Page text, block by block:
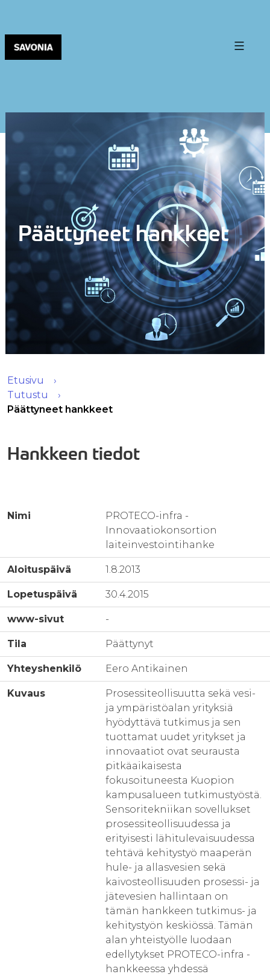
Päättyneet hankkeet
Etusivu
Tutustu
Päättyneet hankkeet
Hankkeen tiedot
Nimi
PROTECO-infra -
Innovaatiokonsortion
laiteinvestointihanke
Aloituspäivä 1.8.2013
Lopetuspäivä 30.4.2015
www-sivut -
Tila Päättynyt
Yhteyshenkilö Eero Antikainen
Kuvaus
Prosessiteollisuutta sekä vesi-
ja ympäristöalan yrityksiä
hyödyttävä tutkimus ja sen
tuottamat uudet yritykset ja
innovaatiot ovat seurausta
pitkäaikaisesta
fokusoituneesta Kuopion
kampusalueen tutkimustyöstä.
Sensoritekniikan sovellukset
prosessiteollisuudessa ja
erityisesti lähitulevaisuudessa
tehtävä kehitystyö maaperän
hule- ja allasvesien sekä
kaivosteollisuuden prosessi- ja
jätevesien hallintaan on
tämän hankkeen tutkimus- ja
kehitystyön keskiössä. Tämän
alan yhteistyölle luodaan
edellytykset PROTECO-infra -
hankkeessa yhdessä